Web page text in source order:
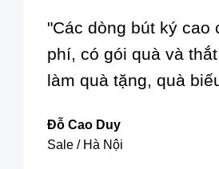
"Các dòng bút ký
phí, có gói quà và
làm quà tặng, quà
Đỗ Cao Duy
Sale / Hà Nội